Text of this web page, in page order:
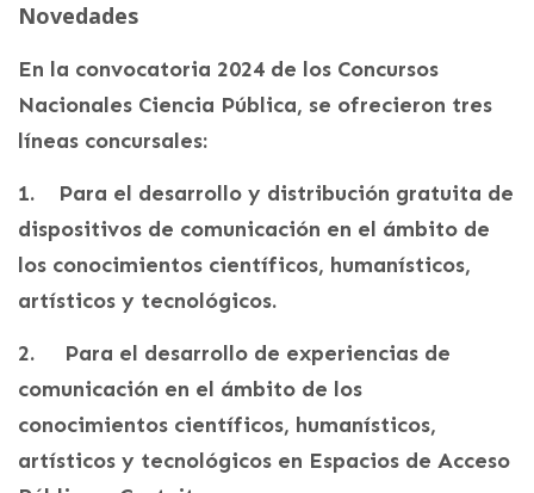
Novedades
En la convocatoria 2024 de los Concursos
Nacionales Ciencia Pública, se ofrecieron tres
líneas concursales:
1. Para el desarrollo y distribución gratuita de
dispositivos de comunicación en el ámbito de
los conocimientos científicos, humanísticos,
artísticos y tecnológicos.
2. Para el desarrollo de experiencias de
comunicación en el ámbito de los
conocimientos científicos, humanísticos,
artísticos y tecnológicos en Espacios de Acceso